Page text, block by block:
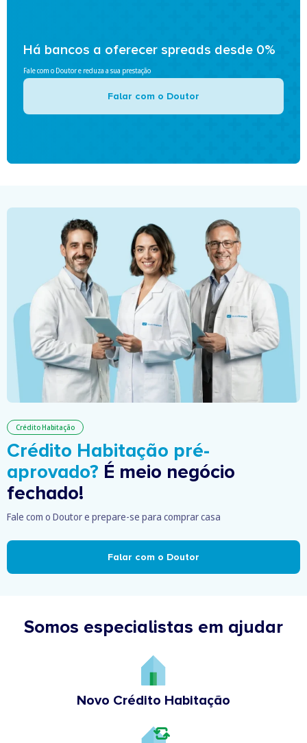
Há bancos a oferecer spreads desde 0%
Fale com o Doutor e reduza a sua prestação
Falar com o Doutor
Crédito Habitação
Crédito Habitação pré-
aprovado? É meio negócio
fechado!
Fale com o Doutor e prepare-se para comprar casa
Falar com o Doutor
Somos especialistas em ajudar
Novo Crédito Habitação